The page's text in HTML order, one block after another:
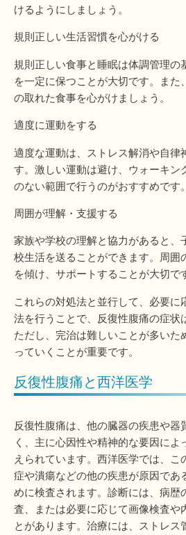
けるようにしましょう。
規則正しい生活習慣を心がける
規則正しい食事と睡眠は体調管理の
を一定に保つことが大切です。また
の取れた食事を心がけましょう。
適度に運動をする
適度な運動は、ストレス解消や自律
す。激しい運動は避け、ウォーキン
のない範囲で行うのがおすすめです。
周囲が理解・支援する
家族や学校の理解と協力があると、
校生活を送ることができます。周囲
を傾け、サポートすることが大切で
これらの対処法と並行して、必要に
法を行うことで、反復性腹痛の症状
ただし、完治は難しいことが多いた
っていくことが重要です。
反復性腹痛と西洋医学
反復性腹痛は、他の臓器の疾患や器
く、主に心因性や精神的な要因に
えられています。西洋医学では、こ
症や潰瘍などの他の疾患が原因であ
めに検査されます。診断には、病歴
査、または必要に応じて画像検査や
とがあります。治療には、ストレス